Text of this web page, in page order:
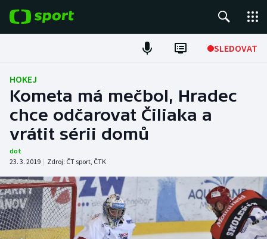
SLEDOVAT
Fotbal
Hokej
Tenis
Atletika
Cyklistika
DALŠÍ SPORTY
HOKEJ
Kometa má mečbol, Hradec
chce odčarovat Čiliaka a
vrátit sérii domů
dot
23. 3. 2019 | Zdroj: ČT sport, ČTK